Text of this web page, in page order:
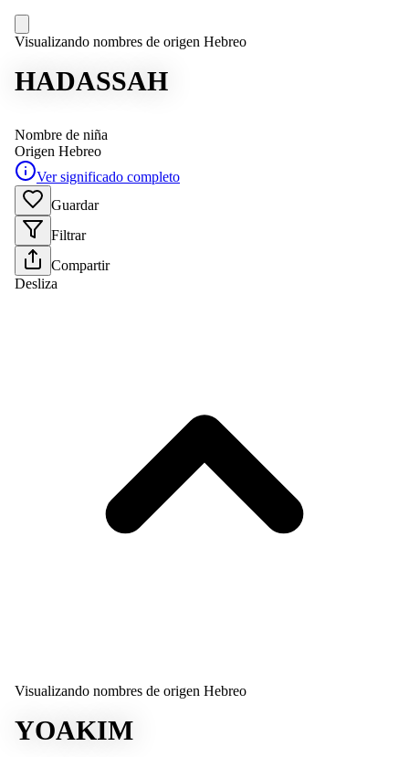
Visualizando nombres de origen Hebreo
HADASSAH
Nombre de niña
Origen Hebreo
Ver significado completo
Guardar
Filtrar
Compartir
Desliza
Visualizando nombres de origen Hebreo
YOAKIM